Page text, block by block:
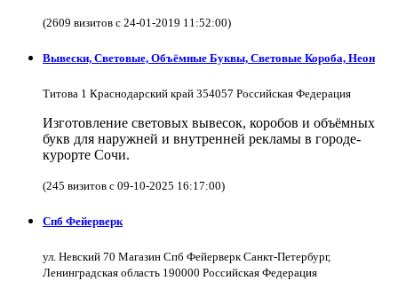
(2609 визитов с 24-01-2019 11:52:00)
Вывески, Световые, Объёмные Буквы, Световые Короба, Неон
Титова 1 Краснодарский край 354057 Российская Федерация
Изготовление световых вывесок, коробов и объёмных
букв для наружней и внутренней рекламы в городе-
курорте Сочи.
(245 визитов с 09-10-2025 16:17:00)
Спб Фейерверк
ул. Невский 70 Магазин Спб Фейерверк Санкт-Петербург,
Ленинградская область 190000 Российская Федерация